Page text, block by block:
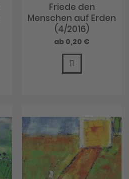
Friede den
Menschen auf Erden
(4/2016)
0,20 €